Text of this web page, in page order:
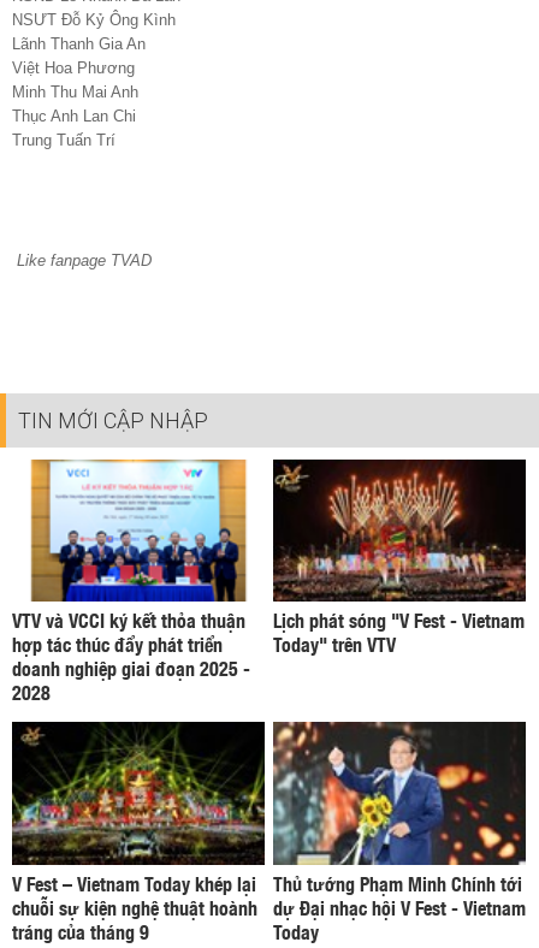
NSƯT Đỗ Kỷ Ông Kình
Lãnh Thanh Gia An
Việt Hoa Phương
Minh Thu Mai Anh
Thục Anh Lan Chi
Trung Tuấn Trí
Like fanpage TVAD
TIN MỚI CẬP NHẬP
VTV và VCCI ký kết thỏa thuận
hợp tác thúc đẩy phát triển
doanh nghiệp giai đoạn 2025 -
2028
Lịch phát sóng "V Fest - Vietnam
Today" trên VTV
V Fest – Vietnam Today khép lại
chuỗi sự kiện nghệ thuật hoành
tráng của tháng 9
Thủ tướng Phạm Minh Chính tới
dự Đại nhạc hội V Fest - Vietnam
Today